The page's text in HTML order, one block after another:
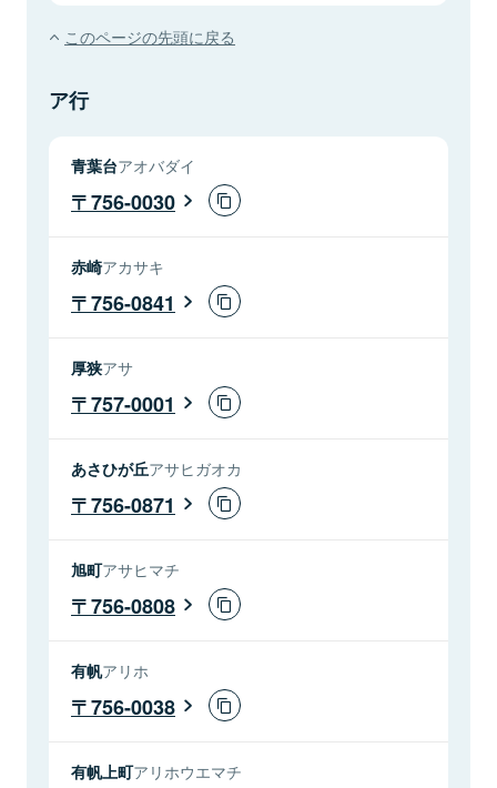
このページの先頭に戻る
ア行
青葉台アオバダイ
756-0030
赤崎アカサキ
756-0841
厚狭アサ
757-0001
あさひが丘アサヒガオカ
756-0871
旭町アサヒマチ
756-0808
有帆アリホ
756-0038
有帆上町アリホウエマチ